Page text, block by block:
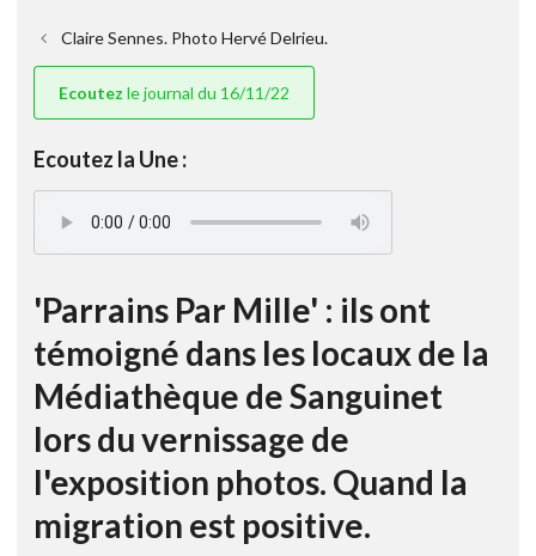
Claire Sennes. Photo Hervé Delrieu.
Ecoutez le journal du 16/11/22
Ecoutez la Une :
'Parrains Par Mille' : ils ont
témoigné dans les locaux de la
Médiathèque de Sanguinet
lors du vernissage de
l'exposition photos. Quand la
migration est positive.